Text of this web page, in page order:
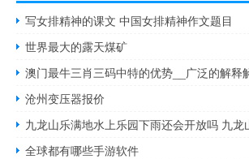
写女排精神的课文 中国女排精神作文题目
世界最大的露天煤矿
澳门最牛三肖三码中特的优势__广泛的解释
沧州变压器报价
九龙山乐满地水上乐园下雨还会开放吗 九龙
全球都有哪些手游软件